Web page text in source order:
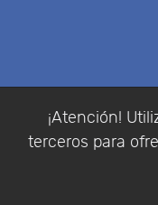
¡Atención!
terceros para